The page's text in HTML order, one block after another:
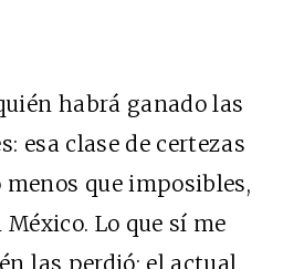
habrá ganado las
esa clase de certezas
que imposibles,
Lo que sí me
las perdió: el actual